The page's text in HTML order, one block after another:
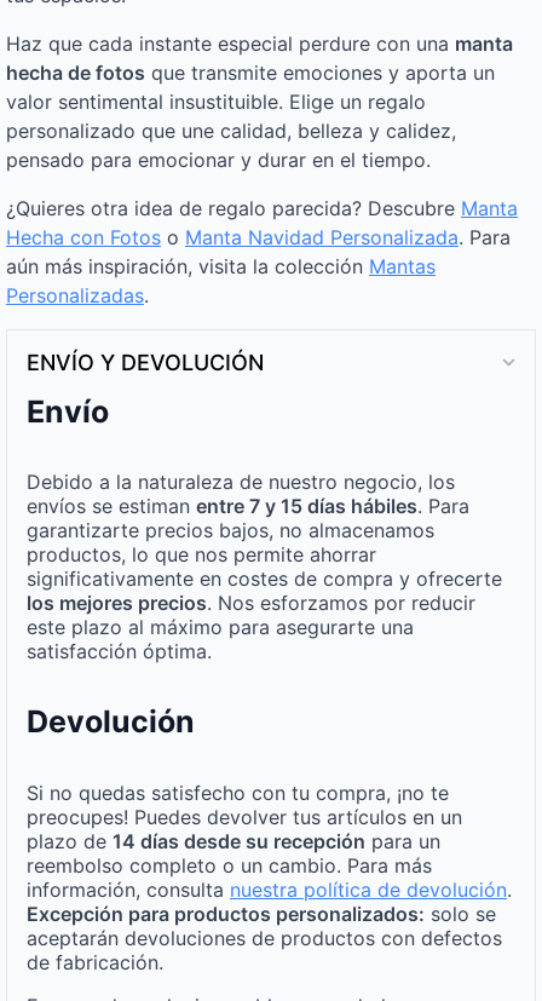
Haz que cada instante especial perdure con una manta
hecha de fotos que transmite emociones y aporta un
valor sentimental insustituible. Elige un regalo
personalizado que une calidad, belleza y calidez,
pensado para emocionar y durar en el tiempo.
¿Quieres otra idea de regalo parecida? Descubre Manta
Hecha con Fotos o Manta Navidad Personalizada. Para
aún más inspiración, visita la colección Mantas
Personalizadas.
ENVÍO Y DEVOLUCIÓN
Envío
Debido a la naturaleza de nuestro negocio, los
envíos se estiman entre 7 y 15 días hábiles. Para
garantizarte precios bajos, no almacenamos
productos, lo que nos permite ahorrar
significativamente en costes de compra y ofrecerte
los mejores precios. Nos esforzamos por reducir
este plazo al máximo para asegurarte una
satisfacción óptima.
Devolución
Si no quedas satisfecho con tu compra, ¡no te
preocupes! Puedes devolver tus artículos en un
plazo de 14 días desde su recepción para un
reembolso completo o un cambio. Para más
información, consulta nuestra política de devolución.
Excepción para productos personalizados: solo se
aceptarán devoluciones de productos con defectos
de fabricación.